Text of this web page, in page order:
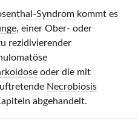
Syndrom kommt es
, einer Ober- oder
rezidivierender
oder die mit
Necrobiosis
abgehandelt.